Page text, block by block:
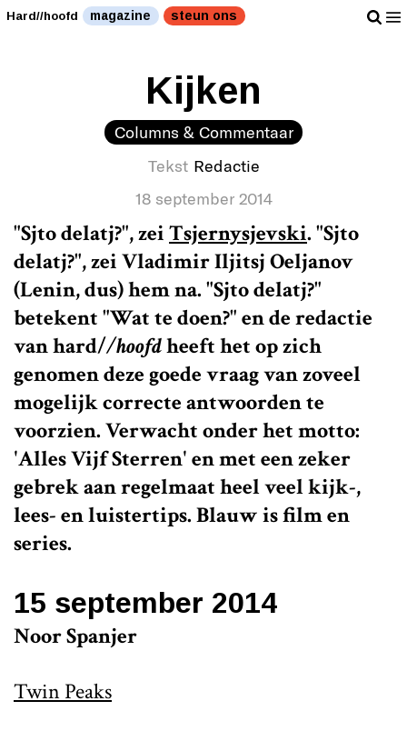
Hard//hoofd magazine steun ons
Kijken
Columns & Commentaar
Tekst Redactie
18 september 2014
"Sjto delatj?", zeiTsjernysjevski. "Sjto
delatj?", zei Vladimir Iljitsj Oeljanov
(Lenin, dus) hem na. "Sjto delatj?"
betekent "Wat te doen?" en de redactie
vanhard//hoofdheeft het op zich
genomen deze goede vraag van zoveel
mogelijk correcte antwoorden te
voorzien. Verwacht onder het motto:
'Alles Vijf Sterren' en met een zeker
gebrek aan regelmaat heel veel kijk-,
lees- en luistertips. Blauw is film en
series.
15 september 2014
Noor Spanjer
Twin Peaks